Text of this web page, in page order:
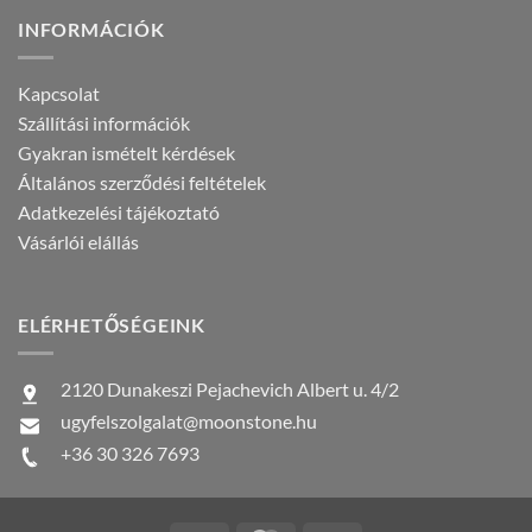
INFORMÁCIÓK
Kapcsolat
Szállítási információk
Gyakran ismételt kérdések
Általános szerződési feltételek
Adatkezelési tájékoztató
Vásárlói elállás
ELÉRHETŐSÉGEINK
2120 Dunakeszi Pejachevich Albert u. 4/2
ugyfelszolgalat@moonstone.hu
+36 30 326 7693